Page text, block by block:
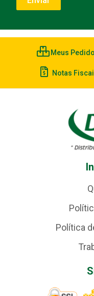
Meus
Notas
Política